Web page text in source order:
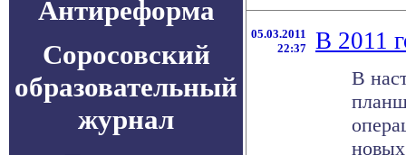
Антиреформа
Соросовский
образовательный
журнал
05.03.2011
22:37
В 2011
В